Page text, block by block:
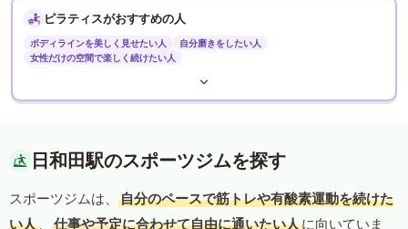
ピラティスがおすすめの人
ボディラインを美しく見せたい人
自分磨きをしたい人
女性だけの空間で楽しく続けたい人
日和田駅のスポーツジムを探す
スポーツジムは、
自分のペースで筋トレや有酸素運動を続けた
い人 、 仕事や予定に合わせて自由に通いたい人に向いていま